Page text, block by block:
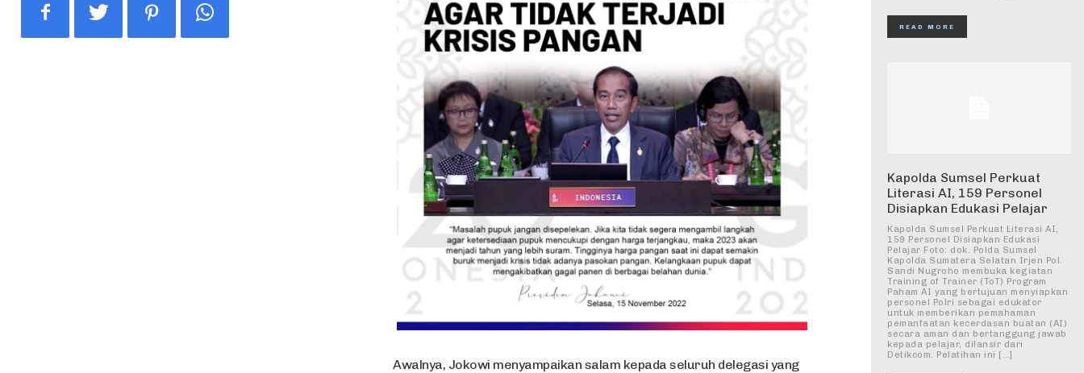
Awalnya, Jokowi menyampaikan salam kepada seluruh delegasi yang
READ MORE
Kapolda Sumsel Perkuat
Literasi AI, 159 Personel
Disiapkan Edukasi Pelajar
Kapolda Sumsel Perkuat Literasi AI,
159 Personel Disiapkan Edukasi
Pelajar Foto: dok. Polda Sumsel
Kapolda Sumatera Selatan Irjen Pol.
Sandi Nugroho membuka kegiatan
Training of Trainer (ToT) Program
Paham AI yang bertujuan menyiapkan
personel Polri sebagai edukator
untuk memberikan pemahaman
pemanfaatan kecerdasan buatan (AI)
secara aman dan bertanggung jawab
kepada pelajar, dilansir dari
Detikcom. Pelatihan ini […]